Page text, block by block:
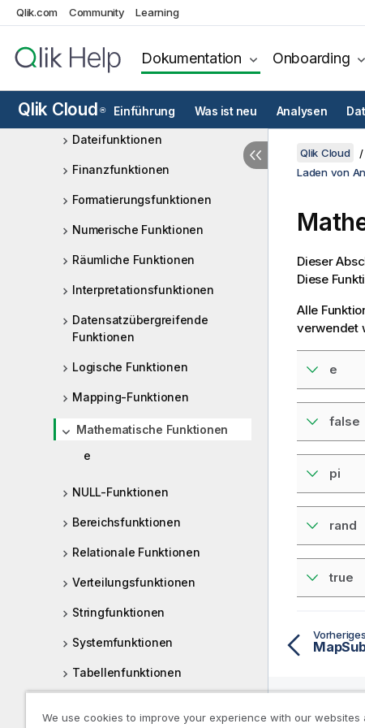
Qlik.com Community Learning
Dokumentation Onboarding
Qlik Cloud ® Einführung Was ist neu Analysen
Funktionen für Datum und
Exponential- und
Feldfunktionen
Dateifunktionen
Finanzfunktionen
Formatierungsfunktionen
Numerische Funktionen
Räumliche Funktionen
Interpretationsfunktionen
Datensatzübergreifende
Funktionen
Logische Funktionen
Mapping-Funktionen
Mathematische Funktionen
e
NULL-Funktionen
Bereichsfunktionen
Relationale Funktionen
Verteilungsfunktionen
Stringfunktionen
Systemfunktionen
Tabellenfunktionen
hyperbolische Funktionen
Qlik Cloud
Laden von
Dieser
Diese
Alle
verwendet
e
false
pi
rand
true
We use cookies to improve your experience with our websites